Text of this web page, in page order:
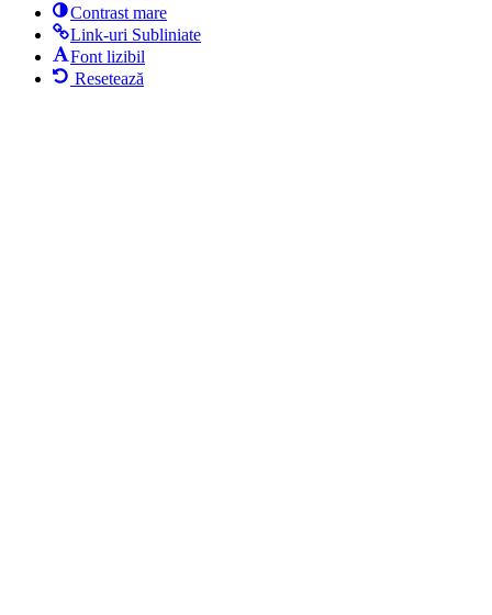
Contrast mare
Link-uri Subliniate
Font lizibil
Resetează